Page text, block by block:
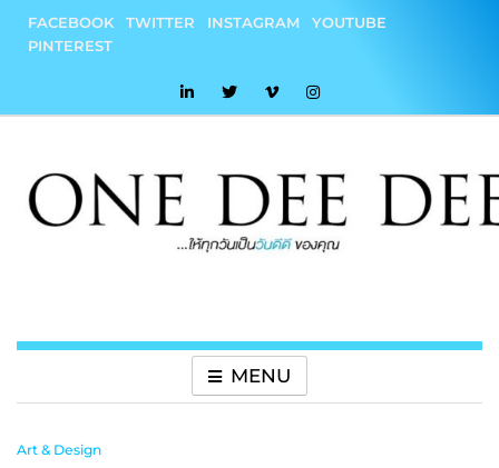
content
FACEBOOK TWITTER INSTAGRAM
YOUTUBE
PINTEREST
MENU
Art & Design